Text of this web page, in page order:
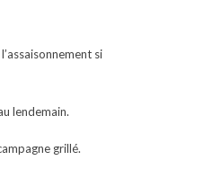
si
lendemain.
grillé.